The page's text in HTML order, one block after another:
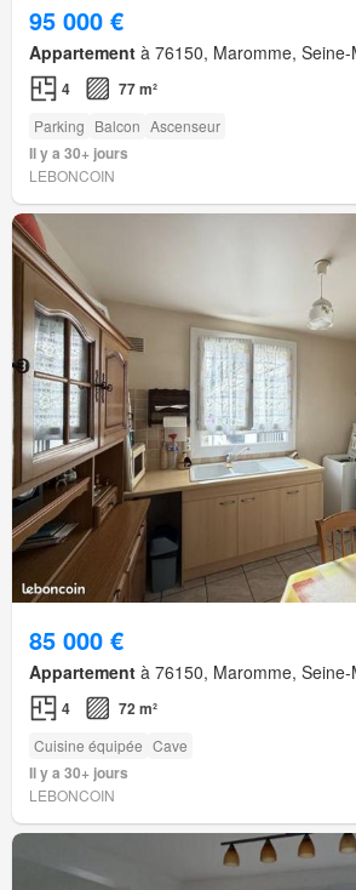
95 000 €
Appartement à 76150, Maromme,
4 77 m²
Parking Balcon Ascenseur
Il y a 30+ jours
LEBONCOIN
85 000 €
Appartement à 76150, Maromme,
4 72 m²
Cuisine équipée Cave
Il y a 30+ jours
LEBONCOIN